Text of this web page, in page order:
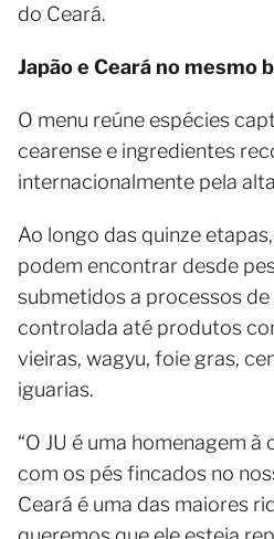
do Ceará.
Japão e Ceará no mesmo
O menu reúne espécies
cearense e ingredientes
internacionalmente pela
Ao longo das quinze
podem encontrar desde
submetidos a processos
controlada até produtos
vieiras, wagyu, foie gras,
iguarias.
“O JU é uma homenagem
com os pés fincados no
Ceará é uma das maiores